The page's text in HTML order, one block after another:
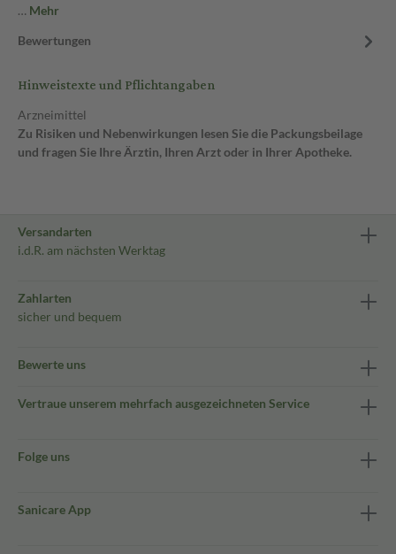
… Mehr
Bewertungen
Hinweistexte und Pflichtangaben
Arzneimittel
Zu Risiken und Nebenwirkungen lesen Sie die Packungsbeilage
und fragen Sie Ihre Ärztin, Ihren Arzt oder in Ihrer Apotheke.
Versandarten
i.d.R. am nächsten Werktag
Zahlarten
sicher und bequem
Bewerte uns
Vertraue unserem mehrfach ausgezeichneten Service
Folge uns
Sanicare App